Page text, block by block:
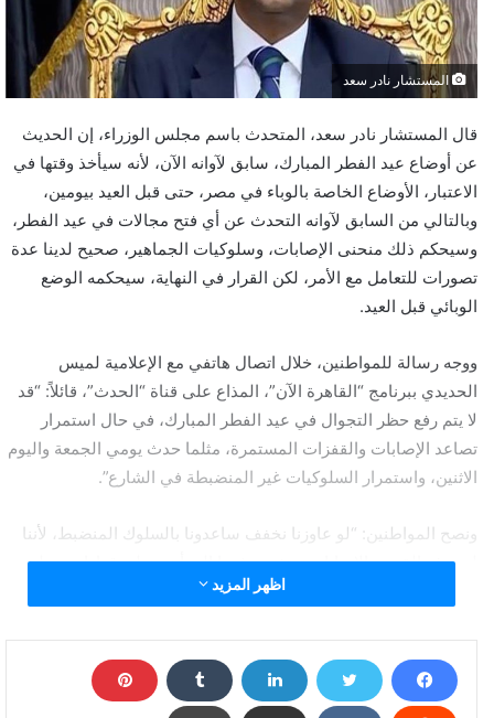
المستشار نادر سعد
قال المستشار نادر سعد، المتحدث باسم مجلس الوزراء، إن الحديث
عن أوضاع عيد الفطر المبارك، سابق لآوانه الآن، لأنه سيأخذ وقتها في
الاعتبار، الأوضاع الخاصة بالوباء في مصر، حتى قبل العيد بيومين،
وبالتالي من السابق لآوانه التحدث عن أي فتح مجالات في عيد الفطر،
وسيحكم ذلك منحنى الإصابات، وسلوكيات الجماهير، صحيح لدينا عدة
تصورات للتعامل مع الأمر، لكن القرار في النهاية، سيحكمه الوضع
الوبائي قبل العيد.
ووجه رسالة للمواطنين، خلال اتصال هاتفي مع الإعلامية لميس
الحديدي ببرنامج “القاهرة الآن”، المذاع على قناة “الحدث”، قائلاً: “قد
لا يتم رفع حظر التجوال في عيد الفطر المبارك، في حال استمرار
تصاعد الإصابات والقفزات المستمرة، مثلما حدث يومي الجمعة واليوم
الاثنين، واستمرار السلوكيات غير المنضبطة في الشارع”.
ونصح المواطنين: “لو عاوزنا نخفف ساعدونا بالسلوك المنضبط، لأننا
لن نرفع القيود والإصابات ترتفع، مشيرا إلى أن منطق قرارات مجلس
الوزراء، يحكمه الوضع الوبائي على الأرض، وليس بمنطق يحكمه
وأشار إلى أن فتح الأندية الرياضية ومراكز الشباب والشواطيء، سيتم
مراجعته وتقيمه في نهاية رمضان، وستظل القرارات محكومة بالوضع
اظهر المزيد